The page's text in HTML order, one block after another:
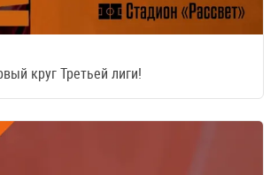
круг Третьей лиги!